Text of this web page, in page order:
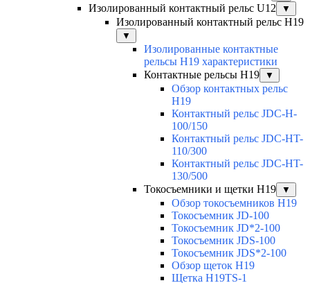
Изолированный контактный рельс U12 ▼
Изолированный контактный рельс Н19
▼
Изолированные контактные
рельсы Н19 характеристики
Контактные рельсы H19
▼
Обзор контактных рельс
H19
Контактный рельс JDC-H-
100/150
Контактный рельс JDC-HT-
110/300
Контактный рельс JDC-HT-
130/500
Токосъемники и щетки H19
▼
Обзор токосъемников H19
Токосъемник JD-100
Токосъемник JD*2-100
Токосъемник JDS-100
Токосъемник JDS*2-100
Обзор щеток H19
Щетка H19TS-1